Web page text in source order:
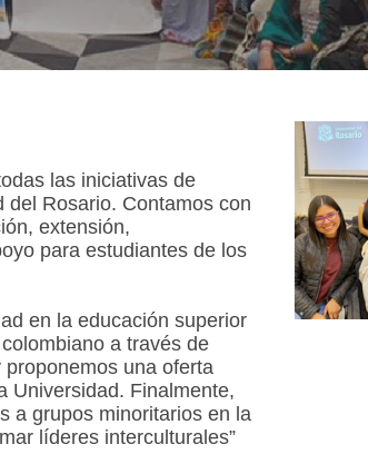
las iniciativas de
Rosario. Contamos con
extensión,
para estudiantes de los
en la educación superior
a través de
una oferta
Universidad. Finalmente,
a grupos minoritarios en la
líderes interculturales”